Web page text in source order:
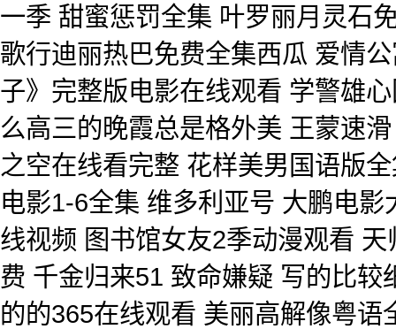
一季 甜蜜惩罚全集 叶罗丽月灵石
歌行迪丽热巴免费全集西瓜 爱情
子》完整版电影在线观看 学警雄
么高三的晚霞总是格外美 王蒙速
之空在线看完整 花样美男国语版
电影1-6全集 维多利亚号 大鹏电
线视频 图书馆女友2季动漫观看
费 千金归来51 致命嫌疑 写的比
的的365在线观看 美丽高解像粤